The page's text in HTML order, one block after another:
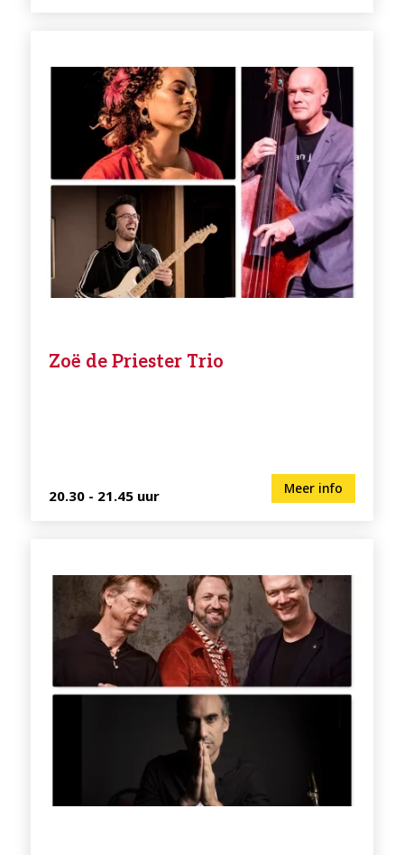
Zoë de Priester Trio
Meer info
20.30 - 21.45 uur